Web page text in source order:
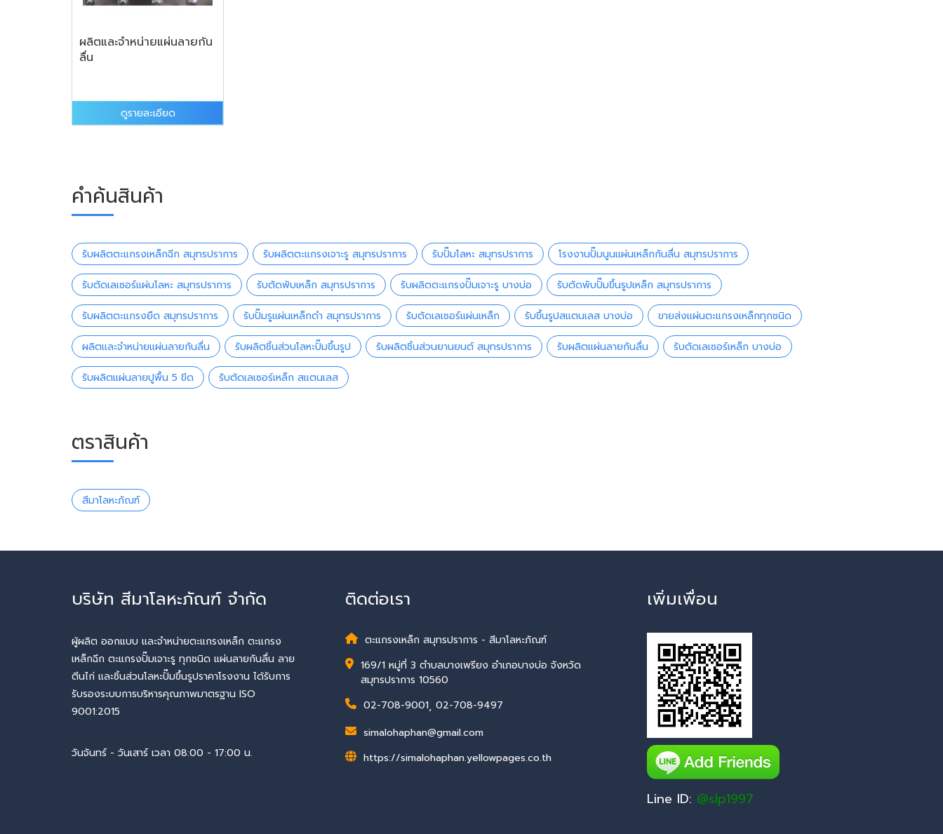
ผลิตและจำหน่ายแผ่นลายกัน
ลื่น
ดูรายละเอียด
คำค้นสินค้า
รับผลิตตะแกรงเหล็กฉีก สมุทรปราการ รับผลิตตะแกรงเจาะรู สมุทรปราการ รับปั๊มโลหะ สมุทรปราการ โรงงานปั๊มนูนแผ่นเหล็กกันลื่น สมุทรปราการ
รับตัดเลเซอร์แผ่นโลหะ สมุทรปราการ รับตัดพับเหล็ก สมุทรปราการ รับผลิตตะแกรงปั๊มเจาะรู บางบ่อ รับตัดพับปั๊มขึ้นรูปเหล็ก สมุทรปราการ
รับผลิตตะแกรงยืด สมุทรปราการ รับปั๊มรูแผ่นเหล็กดำ สมุทรปราการ รับตัดเลเซอร์แผ่นเหล็ก รับขึ้นรูปสแตนเลส บางบ่อ ขายส่งแผ่นตะแกรงเหล็กทุกชนิด
ผลิตและจำหน่ายแผ่นลายกันลื่น รับผลิตชิ้นส่วนโลหะปั๊มขึ้นรูป รับผลิตชิ้นส่วนยานยนต์ สมุทรปราการ รับผลิตแผ่นลายกันลื่น รับตัดเลเซอร์เหล็ก บางบ่อ
รับผลิตแผ่นลายปูพื้น 5 ขีด รับตัดเลเซอร์เหล็ก สแตนเลส
ตราสินค้า
สีมาโลหะภัณฑ์
บริษัท สีมาโลหะภัณฑ์ จำกัด
ผู้ผลิต ออกแบบ และจำหน่ายตะแกรงเหล็ก ตะแกรง
เหล็กฉีก ตะแกรงปั๊มเจาะรู ทุกชนิด แผ่นลายกันลื่น ลาย
ตีนไก่ และชิ้นส่วนโลหะปั๊มขึ้นรูปราคาโรงงาน ได้รับการ
รับรองระบบการบริหารคุณภาพมาตรฐาน ISO
9001:2015
วันจันทร์ - วันเสาร์ เวลา 08:00 - 17:00 น.
ติดต่อเรา
ตะแกรงเหล็ก สมุทรปราการ - สีมาโลหะภัณฑ์
169/1 หมู่ที่ 3 ตำบลบางเพรียง อำเภอบางบ่อ จังหวัด
สมุทรปราการ 10560
02-708-9001, 02-708-9497
simalohaphan@gmail.com
https://simalohaphan.yellowpages.co.th
เพิ่มเพื่อน
Line ID: @slp1997